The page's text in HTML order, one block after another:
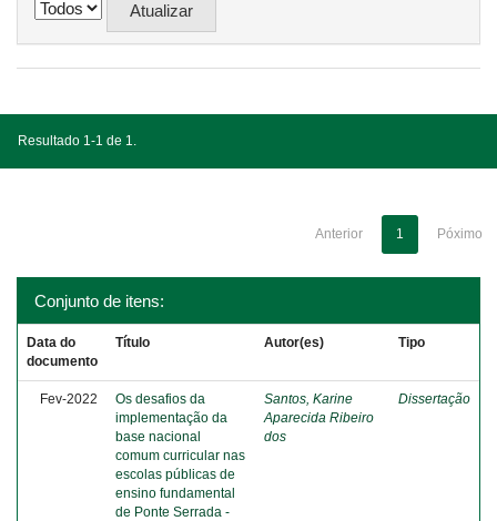
Resultado 1-1 de 1.
Anterior 1 Póximo
Conjunto de itens:
Data do
documento
Título Autor(es) Tipo
Fev-2022
Os desafios da
implementação da
base nacional
comum curricular nas
escolas públicas de
ensino fundamental
de Ponte Serrada -
Santos, Karine
Aparecida Ribeiro
dos
Dissertação